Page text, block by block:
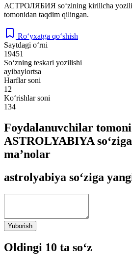
АСТРОЛЯБИЯ so‘zining kirillcha
tomonidan taqdim qilingan.
Ro‘yxatga qo‘shish
Saytdagi o‘rni
19451
So‘zning teskari yozilishi
ayibaylortsa
Harflar soni
12
Ko‘rishlar soni
134
Foydalanuvchilar
ASTROLYABIYA
ma’nolar
astrolyabiya so‘ziga
Yuborish
Oldingi 10 ta so‘z